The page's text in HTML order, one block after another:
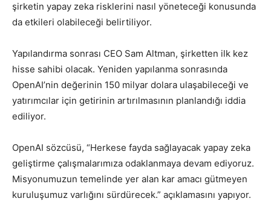
şirketin yapay zeka risklerini nasıl yöneteceği konusunda
da etkileri olabileceği belirtiliyor.
Yapılandırma sonrası CEO Sam Altman, şirketten ilk kez
hisse sahibi olacak. Yeniden yapılanma sonrasında
OpenAI’nin değerinin 150 milyar dolara ulaşabileceği ve
yatırımcılar için getirinin artırılmasının planlandığı iddia
ediliyor.
OpenAI sözcüsü, “Herkese fayda sağlayacak yapay zeka
geliştirme çalışmalarımıza odaklanmaya devam ediyoruz.
Misyonumuzun temelinde yer alan kar amacı gütmeyen
kuruluşumuz varlığını sürdürecek.” açıklamasını yapıyor.